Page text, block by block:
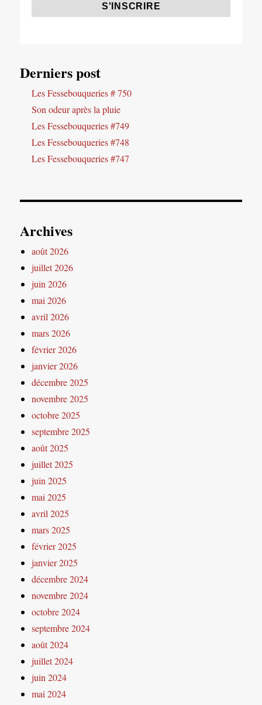
Derniers post
Les Fessebouqueries # 750
Son odeur après la pluie
Les Fessebouqueries #749
Les Fessebouqueries #748
Les Fessebouqueries #747
Archives
août 2026
juillet 2026
juin 2026
mai 2026
avril 2026
mars 2026
février 2026
janvier 2026
décembre 2025
novembre 2025
octobre 2025
septembre 2025
août 2025
juillet 2025
juin 2025
mai 2025
avril 2025
mars 2025
février 2025
janvier 2025
décembre 2024
novembre 2024
octobre 2024
septembre 2024
août 2024
juillet 2024
juin 2024
mai 2024